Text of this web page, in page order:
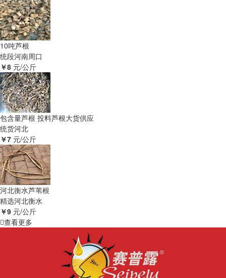
10吨芦根
统段河南周口
￥8 元/公斤
包含量芦根 投料芦根大货供应
统货河北
￥7 元/公斤
河北衡水芦苇根
精选河北衡水
￥9 元/公斤
查看更多